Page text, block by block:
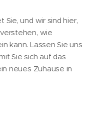
Sie, und wir sind hier,
wie
kann. Lassen Sie uns
Sie sich auf das
neues Zuhause in